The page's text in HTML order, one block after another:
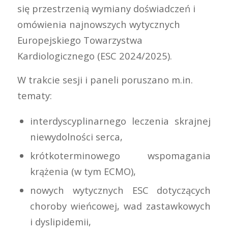
się przestrzenią wymiany doświadczeń i
omówienia najnowszych wytycznych
Europejskiego Towarzystwa
Kardiologicznego (ESC 2024/2025).
W trakcie sesji i paneli poruszano m.in.
tematy:
interdyscyplinarnego leczenia skrajnej
niewydolności serca,
krótkoterminowego wspomagania
krążenia (w tym ECMO),
nowych wytycznych ESC dotyczących
choroby wieńcowej, wad zastawkowych
i dyslipidemii,